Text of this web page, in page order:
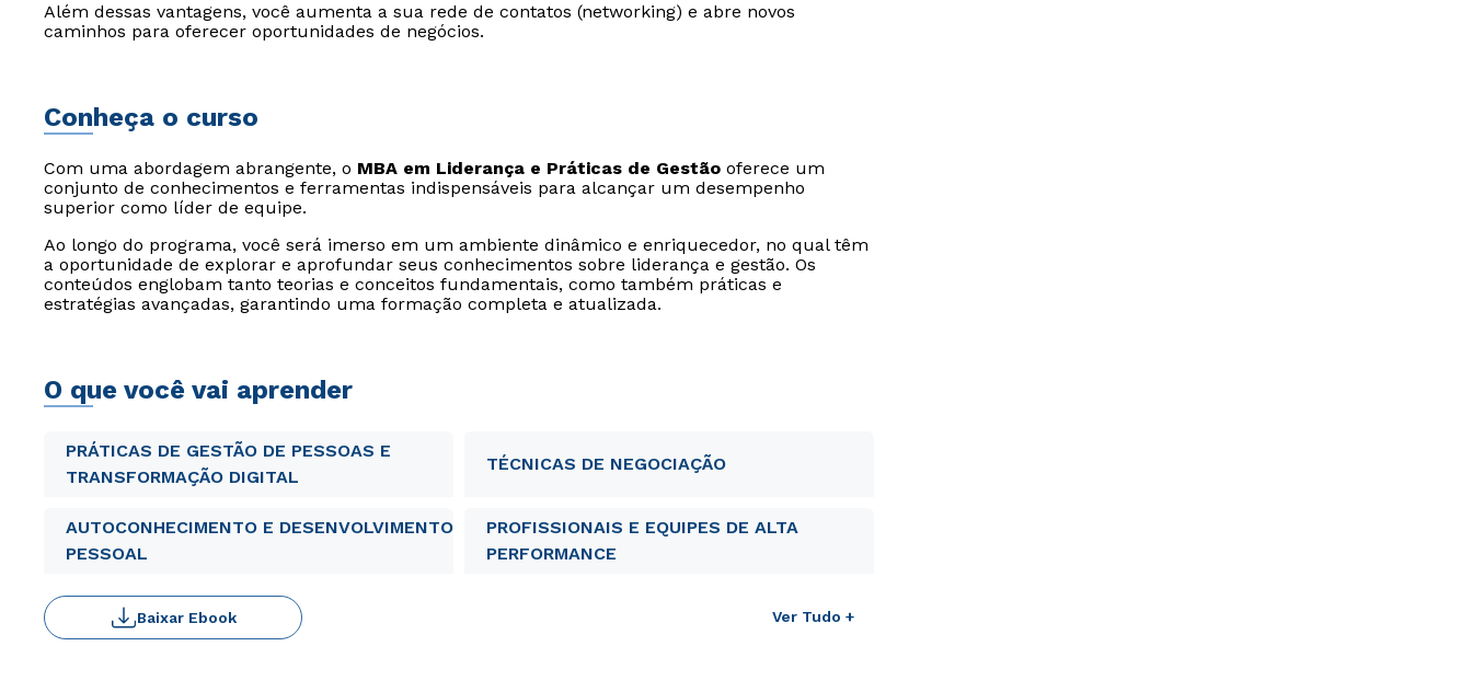
Além dessas vantagens, você aumenta a sua rede de contatos (networking) e abre novos
caminhos para oferecer oportunidades de negócios.
Conheça o curso
Com uma abordagem abrangente, o MBA em Liderança e Práticas de Gestão oferece um
conjunto de conhecimentos e ferramentas indispensáveis para alcançar um desempenho
superior como líder de equipe.
Ao longo do programa, você será imerso em um ambiente dinâmico e enriquecedor, no qual têm
a oportunidade de explorar e aprofundar seus conhecimentos sobre liderança e gestão. Os
conteúdos englobam tanto teorias e conceitos fundamentais, como também práticas e
estratégias avançadas, garantindo uma formação completa e atualizada.
O que você vai aprender
PRÁTICAS DE GESTÃO DE PESSOAS E
TRANSFORMAÇÃO DIGITAL
TÉCNICAS DE NEGOCIAÇÃO
AUTOCONHECIMENTO E DESENVOLVIMENTO
PESSOAL
PROFISSIONAIS E EQUIPES DE ALTA
PERFORMANCE
Ver Tudo +
Baixar Ebook